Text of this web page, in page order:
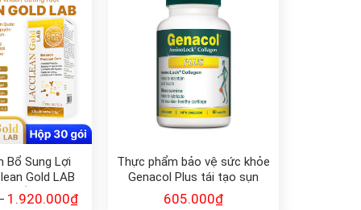
Bổ Sung Lợi
Gold LAB
Quốc
1.920.000₫
Thực phẩm bảo vệ sức khỏe
Genacol Plus tái tạo sụn
khớp (90v)
605.000₫